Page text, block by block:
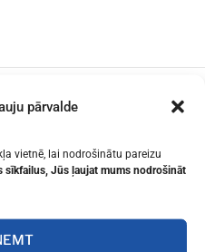
pārvalde
vietnē, lai nodrošinātu pareizu
sīkfailus, Jūs ļaujat mums nodrošināt